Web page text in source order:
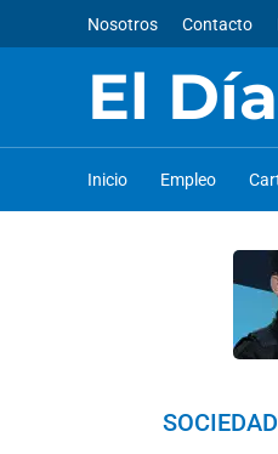
Nosotros Contacto
El Día
Inicio Empleo
SOCIEDAD